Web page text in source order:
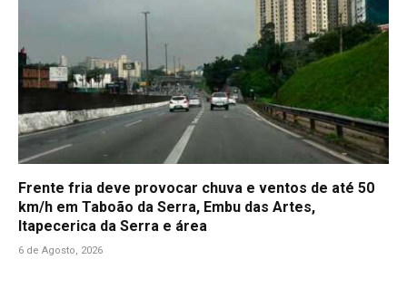
Frente fria deve provocar chuva e ventos de até 50
km/h em Taboão da Serra, Embu das Artes,
Itapecerica da Serra e área
6 de Agosto, 2026